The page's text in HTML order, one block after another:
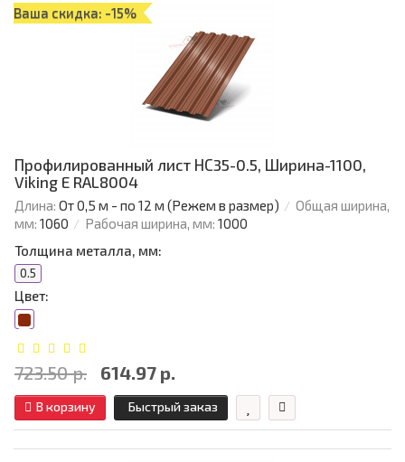
Ваша скидка: -15%
Профилированный лист НС35-0.5, Ширина-1100,
Viking E RAL8004
Длина: От 0,5 м - по 12 м (Режем в размер)
Общая ширина,
мм: 1060 Рабочая ширина, мм: 1000
Толщина металла, мм:
0.5
Цвет:
723.50 р. 614.97 р.
В корзину Быстрый заказ